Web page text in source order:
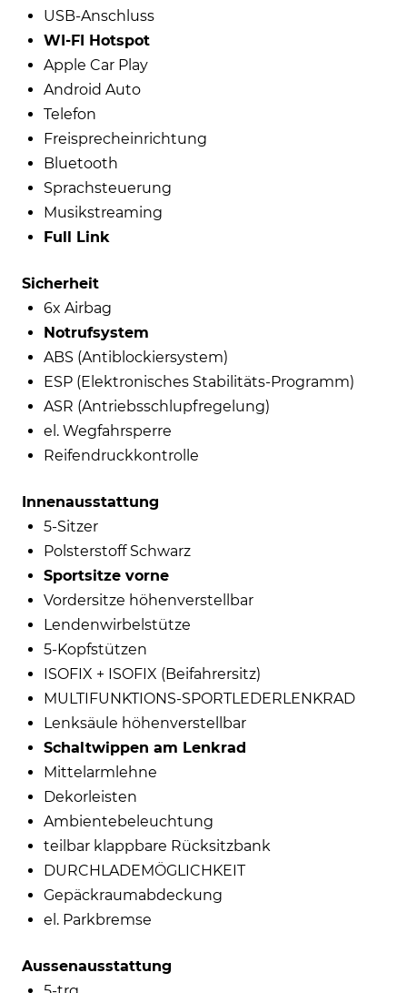
USB-Anschluss
WI-FI Hotspot
Apple Car Play
Android Auto
Telefon
Freisprecheinrichtung
Bluetooth
Sprachsteuerung
Musikstreaming
Full Link
Sicherheit
6x Airbag
Notrufsystem
ABS (Antiblockiersystem)
ESP (Elektronisches Stabilitäts-Programm)
ASR (Antriebsschlupfregelung)
el. Wegfahrsperre
Reifendruckkontrolle
Innenausstattung
5-Sitzer
Polsterstoff Schwarz
Sportsitze vorne
Vordersitze höhenverstellbar
Lendenwirbelstütze
5-Kopfstützen
ISOFIX + ISOFIX (Beifahrersitz)
MULTIFUNKTIONS-SPORTLEDERLENKRAD
Lenksäule höhenverstellbar
Schaltwippen am Lenkrad
Mittelarmlehne
Dekorleisten
Ambientebeleuchtung
teilbar klappbare Rücksitzbank
DURCHLADEMÖGLICHKEIT
Gepäckraumabdeckung
el. Parkbremse
Aussenausstattung